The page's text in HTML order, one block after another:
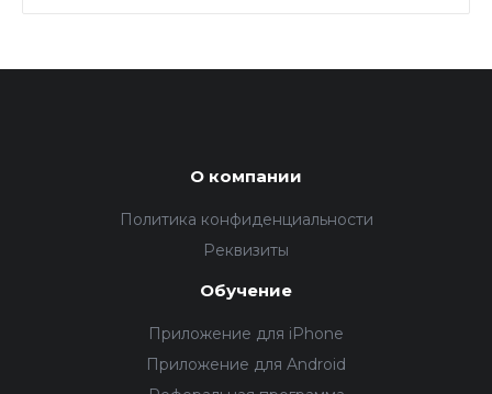
О компании
Политика конфиденциальности
Реквизиты
Обучение
Приложение для iPhone
Приложение для Android